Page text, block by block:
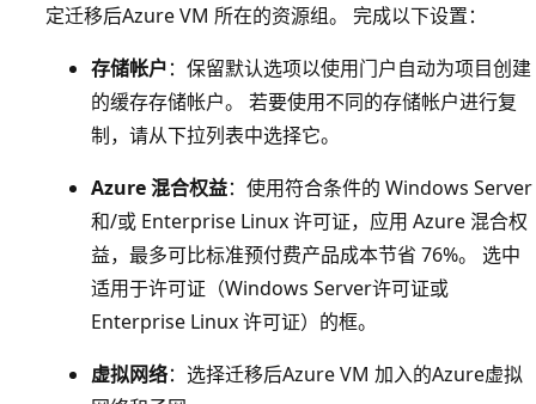
定迁移后Azure VM 所在的资源组。 完成以下设置：
存储帐户：保留默认选项以使用门户自动为项目创建
的缓存存储帐户。 若要使用不同的存储帐户进行复
制，请从下拉列表中选择它。
Azure 混合权益：使用符合条件的 Windows Server
和/或 Enterprise Linux 许可证，应用 Azure 混合权
益，最多可比标准预付费产品成本节省 76%。 选中
适用于许可证（Windows Server许可证或
Enterprise Linux 许可证）的框。
虚拟网络：选择迁移后Azure VM 加入的Azure虚拟